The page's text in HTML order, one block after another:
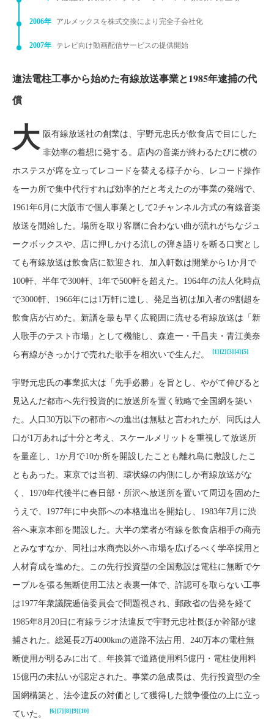
2006年 アルメックスを株式交換により完全子会社化
2007年 テレビ向け動画配信サービスの提供開始
違法電柱工事から始めた有線放送事業と1985年逮捕の代
償
大 阪有線放送社の創業は、宇野元忠氏が飲食店で目にした
非効率の着想に発する。店内の音楽が終わるたびに横の
ホステスが席を立ってレコードを替える様子から、レコード操作
を一カ所で集中代行すれば効率的だと考えたのが事業の発端で、
1961年6月に大阪市で個人事業として2チャンネル方式の有線音楽
放送を開始した。場所を取り客層に合わない曲が流れがちなジュ
ークボックスや、店に押しかける流しの弾き語りを断る口実とし
ても有線放送は飲食店に歓迎され、加入軒数は開業から1か月で
100軒、半年で300軒、1年で500軒を超えた。1964年の法人化時点
で3000軒、1966年には1万軒に達し、発足当初は加入者の9割超を
飲食店が占めた。新譜を最も早く広範囲に流せる有線放送は「新
人歌手のテスト市場」として機能し、森進一・千昌夫・青江美奈
ら有線がきっかけで売れた歌手を相次いで生んだ。
[1][2][3][4][5]
宇野元忠氏の事業拡大は「先手必勝」を旨とし、やがて伸びると
見込んだ都市へ先行投資的に放送所を置く戦略で全国網を築い
た。人口30万以下の都市への進出は無駄と言われたが、同氏は人
口が1万あれば十分と考え、スケールメリットを重視して放送所
を量産し、1か月で10か所を開設したことも離れ島に敷設したこ
ともあった。東京では当初、環状線の内側にしか有線放送がな
く、1970年代後半に春日部・所沢へ放送所を置いて周辺を固めた
うえで、1977年に中央部への本格進出を開始し、1983年7月に渋
谷へ東京本部を開設した。大半の業者が有線を飲食店相手の商売
とみなすなか、同社は水商売以外へ市場を広げるべく学卒採用と
人材育成を進めた。この先行投資型の全国敷設は電柱に無断でケ
ーブルを張る無断使用工法と表裏一体で、許認可を取らない工事
は1977年衆議院逓信委員会で問題視され、郵政省の告発を経て
1985年8月20日に有線ラジオ法違反で宇野元忠社長ほか幹部が逮
捕された。総延長2万4000kmの道路不法占用、240万本の電柱無
断使用が明るみに出て、年換算で道路使用料5億円・電柱使用料
15億円の未払いが認定された。事業の急成長は、先行投資型の全
国網構築と、法令違反の対価として獲得した競争優位の上に立っ
ていた。
[6][7][8][9][10]